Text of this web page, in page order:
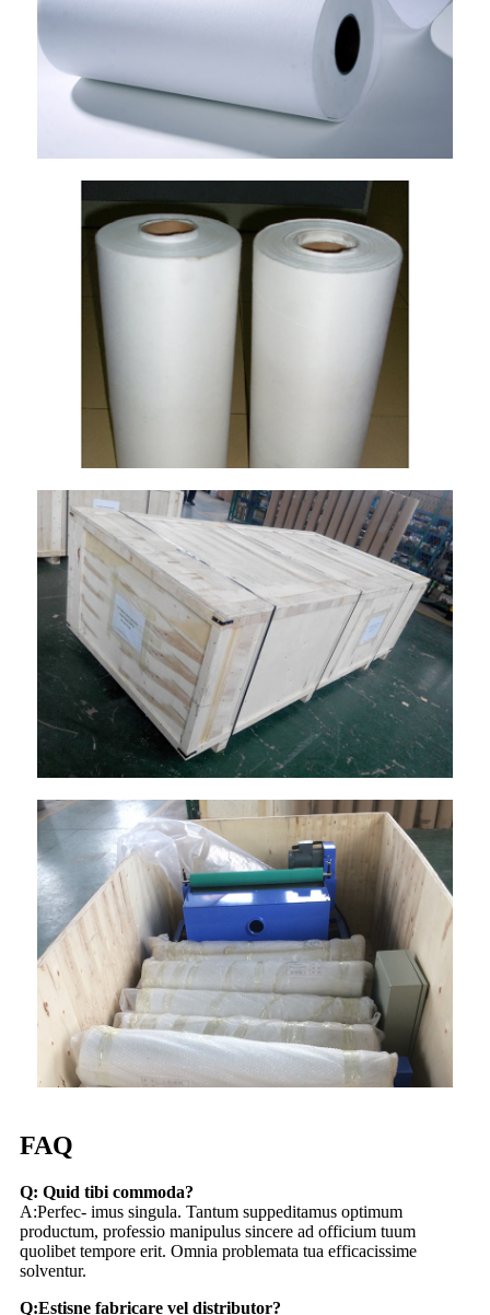
FAQ
Q: Quid tibi commoda?
A:Perfec- imus singula. Tantum suppeditamus optimum
productum, professio manipulus sincere ad officium tuum
quolibet tempore erit. Omnia problemata tua efficacissime
solventur.
Q:Estisne fabricare vel distributor?